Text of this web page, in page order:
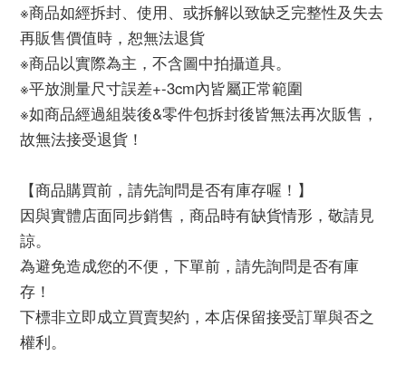
※商品如經拆封、使用、或拆解以致缺乏完整性及失去
再販售價值時，恕無法退貨
※商品以實際為主，不含圖中拍攝道具。
※平放測量尺寸誤差+-3cm內皆屬正常範圍
※如商品經過組裝後&零件包拆封後皆無法再次販售，
故無法接受退貨！
【商品購買前，請先詢問是否有庫存喔！】
因與實體店面同步銷售，商品時有缺貨情形，敬請見
諒。
為避免造成您的不便，下單前，請先詢問是否有庫
存！
下標非立即成立買賣契約，本店保留接受訂單與否之
權利。